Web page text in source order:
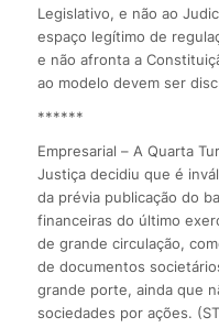
Legislativo, e não ao
espaço legítimo de
e não afronta a
ao modelo devem ser
******
Empresarial – A Quarta
Justiça decidiu que é
da prévia publicação do
financeiras do último
de grande circulação,
de documentos
grande porte, ainda que
sociedades por ações.